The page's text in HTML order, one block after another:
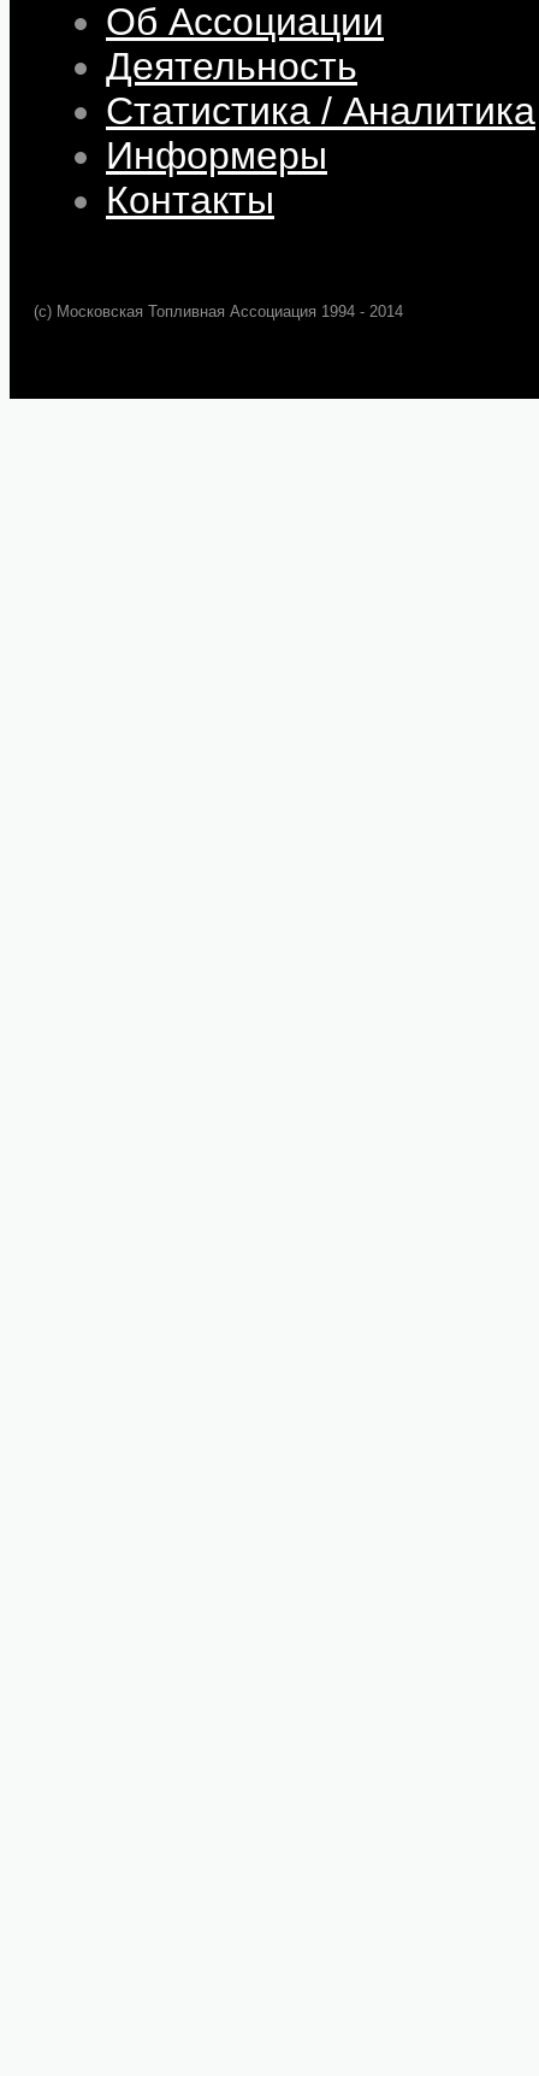
Об Ассоциации
Деятельность
Статистика / Аналитика
Информеры
Контакты
(c) Московская Топливная Ассоциация 1994 - 2014